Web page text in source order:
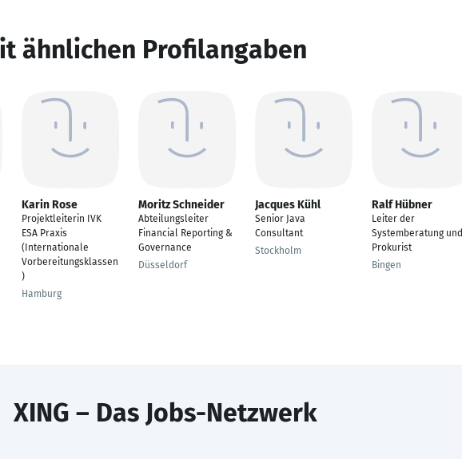
ähnlichen Profilangaben
Karin Rose
Projektleiterin IVK
ESA Praxis
(Internationale
Vorbereitungsklassen
)
Hamburg
Moritz Schneider
Abteilungsleiter
Financial Reporting &
Governance
Düsseldorf
Jacques Kühl
Senior Java
Consultant
Stockholm
Ralf Hübner
Leiter der
Systemberatung und
Prokurist
Bingen
XING – Das Jobs-Netzwerk